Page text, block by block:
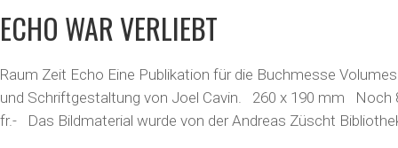
ECHO WAR VERLIEBT
Raum Zeit Echo Eine Publikation für die Buchmesse
und Schriftgestaltung von Joel Cavin. 260 x 190 mm Noch
fr.- Das Bildmaterial wurde von der Andreas Züscht